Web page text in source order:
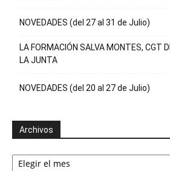
NOVEDADES (del 27 al 31 de Julio)
LA FORMACIÓN SALVA MONTES, CGT
LA JUNTA
NOVEDADES (del 20 al 27 de Julio)
Archivos
Archivos